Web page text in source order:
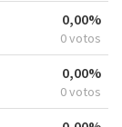
0,00%
0 votos
0,00%
0 votos